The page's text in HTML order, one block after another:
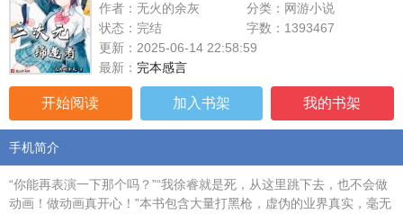
作者：无火的余灰
分类：网游小说
状态：完结
字数：1393467
更新：2025-06-14 22:58:59
最新： 完本感言
开始阅读 加入书架 我的书架
手机简介
“你能再表演一下那个吗？”“我徐睿就是死，从这里跳下去，也不会做
动画！做动画真开心！”本书包含大量打黑枪，虚伪的业界真实，毫无